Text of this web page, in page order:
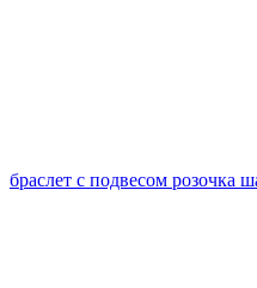
браслет с подвесом розочка